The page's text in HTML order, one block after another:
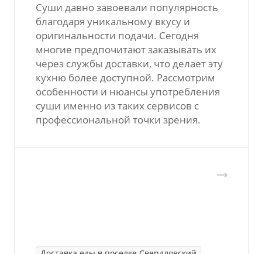
Суши давно завоевали популярность
благодаря уникальному вкусу и
оригинальности подачи. Сегодня
многие предпочитают заказывать их
через службы доставки, что делает эту
кухню более доступной. Рассмотрим
особенности и нюансы употребления
суши именно из таких сервисов с
профессиональной точки зрения.